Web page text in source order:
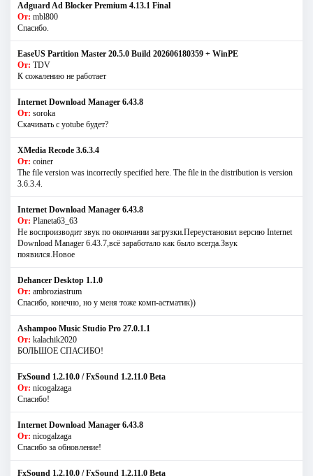
Adguard Ad Blocker Premium 4.13.1 Final
От: mbl800
Спасибо.
EaseUS Partition Master 20.5.0 Build 202606180359 + WinPE
От: TDV
К сожалению не работает
Internet Download Manager 6.43.8
От: soroka
Скачивать с yotube будет?
XMedia Recode 3.6.3.4
От: coiner
The file version was incorrectly specified here. The file in the distribution is version
3.6.3.4.
Internet Download Manager 6.43.8
От: Planeta63_63
Не воспроизводит звук по окончании загрузки.Переустановил версию Internet
Download Manager 6.43.7,всё заработало как было всегда.Звук
появился.Новое
Dehancer Desktop 1.1.0
От: ambroziastrum
Спасибо, конечно, но у меня тоже комп-астматик))
Ashampoo Music Studio Pro 27.0.1.1
От: kalachik2020
БОЛЬШОЕ СПАСИБО!
FxSound 1.2.10.0 / FxSound 1.2.11.0 Beta
От: nicogalzaga
Спасибо!
Internet Download Manager 6.43.8
От: nicogalzaga
Спасибо за обновление!
FxSound 1.2.10.0 / FxSound 1.2.11.0 Beta